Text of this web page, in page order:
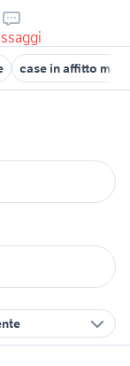
case in affitto